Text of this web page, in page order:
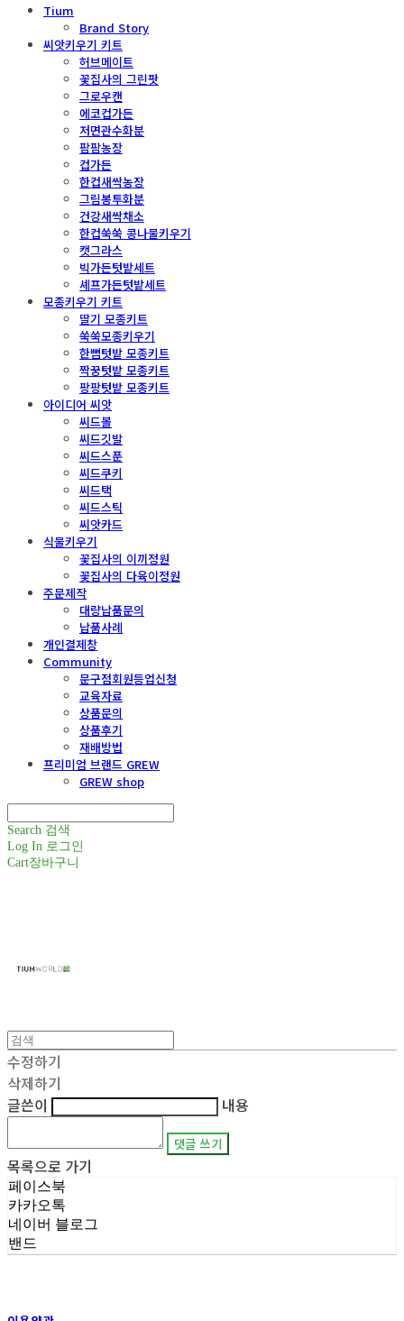
Tium
Brand Story
씨앗키우기 키트
허브메이트
꽃집사의 그린팟
그로우캔
에코컵가든
저면관수화분
팜팜농장
컵가든
한컵새싹농장
그림봉투화분
건강새싹채소
한컵쑥쑥 콩나물키우기
캣그라스
빅가든텃밭세트
셰프가든텃밭세트
모종키우기 키트
딸기 모종키트
쑥쑥모종키우기
한뼘텃밭 모종키트
짝꿍텃밭 모종키트
팡팡텃밭 모종키트
아이디어 씨앗
씨드볼
씨드깃발
씨드스푼
씨드쿠키
씨드택
씨드스틱
씨앗카드
식물키우기
꽃집사의 이끼정원
꽃집사의 다육이정원
주문제작
대량납품문의
납품사례
개인결제창
Community
문구점회원등업신청
교육자료
상품문의
상품후기
재배방법
프리미엄 브랜드 GREW
GREW shop
Search 검색
Log In 로그인
Cart장바구니
수정하기
삭제하기
글쓴이
내용
댓글 쓰기
목록으로 가기
페이스북
카카오톡
네이버 블로그
밴드